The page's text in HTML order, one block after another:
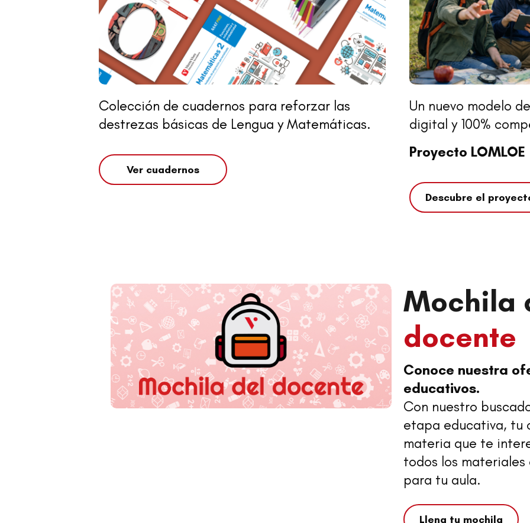
Colección de cuadernos para reforzar las
destrezas básicas de Lengua y Matemáticas.
Ver cuadernos
Un nuevo modelo
digital y 100%
Proyecto LOMLOE
Descubre el
Mochila
docente
Conoce nuestra
educativos.
Con nuestro
etapa educativa, tu
materia que te
todos los
para tu aula.
Llena tu mochila